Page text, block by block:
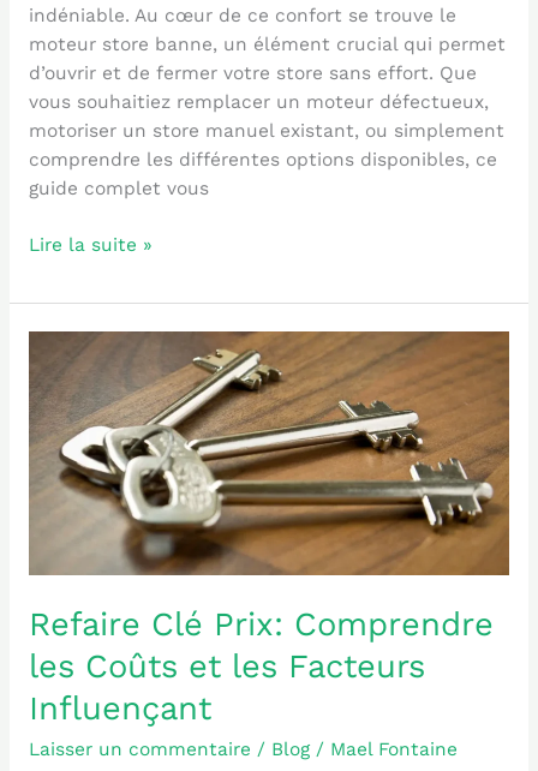
indéniable. Au cœur de ce confort se trouve le
moteur store banne, un élément crucial qui permet
d’ouvrir et de fermer votre store sans effort. Que
vous souhaitiez remplacer un moteur défectueux,
motoriser un store manuel existant, ou simplement
comprendre les différentes options disponibles, ce
guide complet vous
Lire la suite »
Refaire Clé Prix: Comprendre
les Coûts et les Facteurs
Influençant
Laisser un commentaire / Blog/ Mael Fontaine
Refaire
Prix:
Comprendre
Coûts
Facteurs